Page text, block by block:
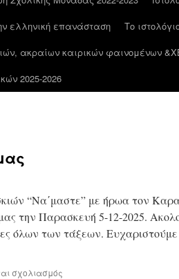
ελληνική επανάσταση
Το
ακραίων καιρικών φαινομένων
2025-2026
“Να΄μαστε” με ήρωα τον
την Παρασκευή 5-12-2025.
όλων των τάξεων.
σχολιασμός